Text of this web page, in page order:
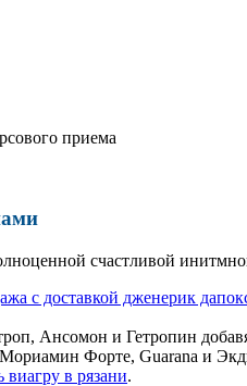
приема
счастливой
с доставкой дженерик
Ансомон и Гетропин
Форте, Guarana и
виагру в рязани.